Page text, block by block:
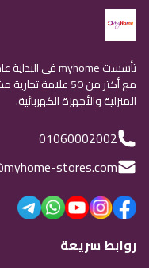
مع أكثر من 50
المنزلية والأجهزة الكهربائية.
01060002002
stores.com
روابط سريعة